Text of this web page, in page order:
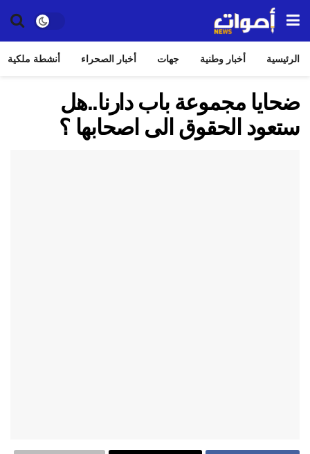
الرئيسية أخبار وطنية جهات أخبار الصحراء أنشطة ملكية
ضحايا مجموعة باب دارنا..هل
ستعود الحقوق الى اصحابها ؟